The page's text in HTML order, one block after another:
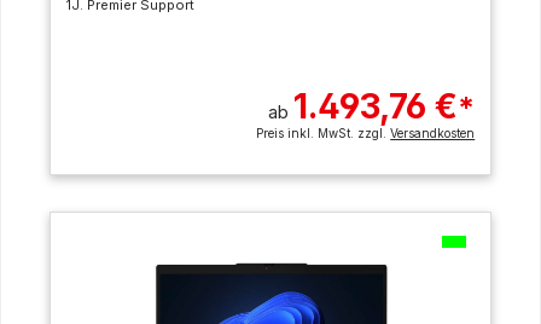
1J. Premier Support
ab 1.493,76 €*
Preis inkl. MwSt. zzgl.Versandkosten